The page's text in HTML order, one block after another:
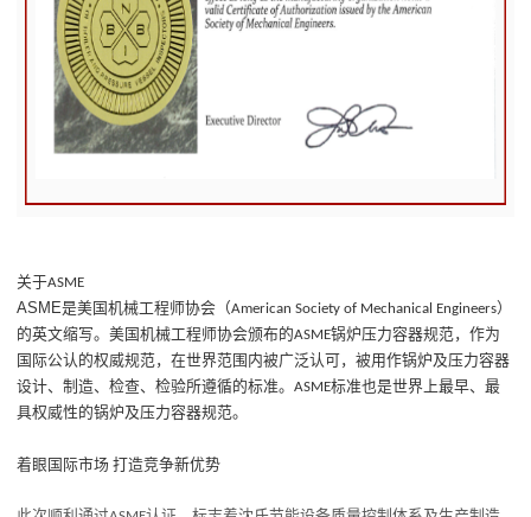
关于ASME
ASME是美国机械工程师协会 （American Society of Mechanical Engineers）
的英文缩写。美国机械工程师协会颁布的ASME锅炉压力容器规范，作为
国际公认的权威规范，在世界范围内被广泛认可，被用作锅炉及压力容器
设计、制造、检查、检验所遵循的标准。ASME标准也是世界上最早、最
具权威性的锅炉及压力容器规范。
着眼国际市场 打造竞争新优势